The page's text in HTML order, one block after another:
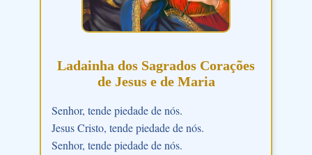
Ladainha dos Sagrados Corações
de Jesus e de Maria
Senhor, tende piedade de nós.
Jesus Cristo, tende piedade de nós.
Senhor, tende piedade de nós.